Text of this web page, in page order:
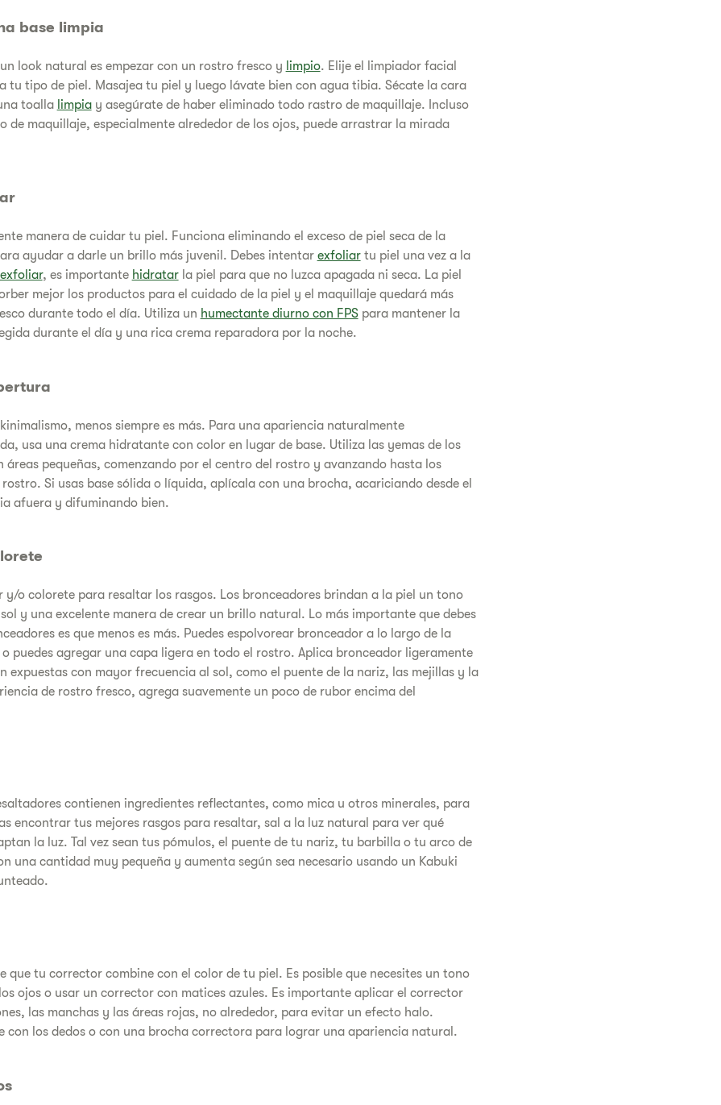
base limpia
look natural es empezar con un rostro fresco y limpio. Elije el limpiador facial
tu tipo de piel. Masajea tu piel y luego lávate bien con agua tibia. Sécate la cara
toalla limpiay asegúrate de haber eliminado todo rastro de maquillaje. Incluso
de maquillaje, especialmente alrededor de los ojos, puede arrastrar la mirada
manera de cuidar tu piel. Funciona eliminando el exceso de piel seca de la
ayudar a darle un brillo más juvenil. Debes intentar exfoliartu piel una vez a la
exfoliar, es importante hidratarla piel para que no luzca apagada ni seca. La piel
mejor los productos para el cuidado de la piel y el maquillaje quedará más
durante todo el día. Utiliza un humectante diurno con FPSpara mantener la
durante el día y una rica crema reparadora por la noche.
menos siempre es más. Para una apariencia naturalmente
usa una crema hidratante con color en lugar de base. Utiliza las yemas de los
áreas pequeñas, comenzando por el centro del rostro y avanzando hasta los
Si usas base sólida o líquida, aplícala con una brocha, acariciando desde el
afuera y difuminando bien.
y/o colorete para resaltar los rasgos. Los bronceadores brindan a la piel un tono
y una excelente manera de crear un brillo natural. Lo más importante que debes
es que menos es más. Puedes espolvorear bronceador a lo largo de la
puedes agregar una capa ligera en todo el rostro. Aplica bronceador ligeramente
expuestas con mayor frecuencia al sol, como el puente de la nariz, las mejillas y la
de rostro fresco, agrega suavemente un poco de rubor encima del
contienen ingredientes reflectantes, como mica u otros minerales, para
encontrar tus mejores rasgos para resaltar, sal a la luz natural para ver qué
la luz. Tal vez sean tus pómulos, el puente de tu nariz, tu barbilla o tu arco de
una cantidad muy pequeña y aumenta según sea necesario usando un Kabuki
que tu corrector combine con el color de tu piel. Es posible que necesites un tono
ojos o usar un corrector con matices azules. Es importante aplicar el corrector
las manchas y las áreas rojas, no alrededor, para evitar un efecto halo.
con los dedos o con una brocha correctora para lograr una apariencia natural.